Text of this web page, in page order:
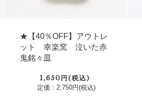
★【40％OFF】アウトレ
ット 幸楽窯 泣いた赤
鬼銘々皿
1,650円(税込)
定価：2,750円(税込)